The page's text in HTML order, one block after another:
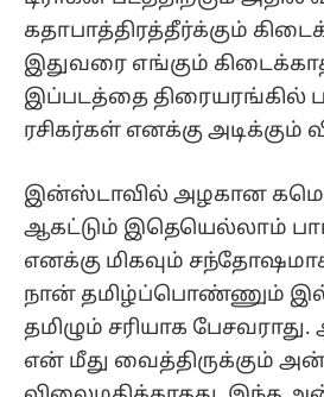
ஆகட்டும் இதெயெல்லாம்
எனக்கு மிகவும் சந்தோஷமாக
நான் தமிழ்ப்பொண்ணும்
தமிழும் சரியாக
என் மீது வைத்திருக்கும்
விலைமதிக்காதது. இந்த
படங்களின் மூலம் திருப்பி
தருவேன்" என கூறி
இதையும் படிங்க: அஷ்வத்
நம்பியதால் நல்லா
லோஹர் போட்ட ஒற்றை